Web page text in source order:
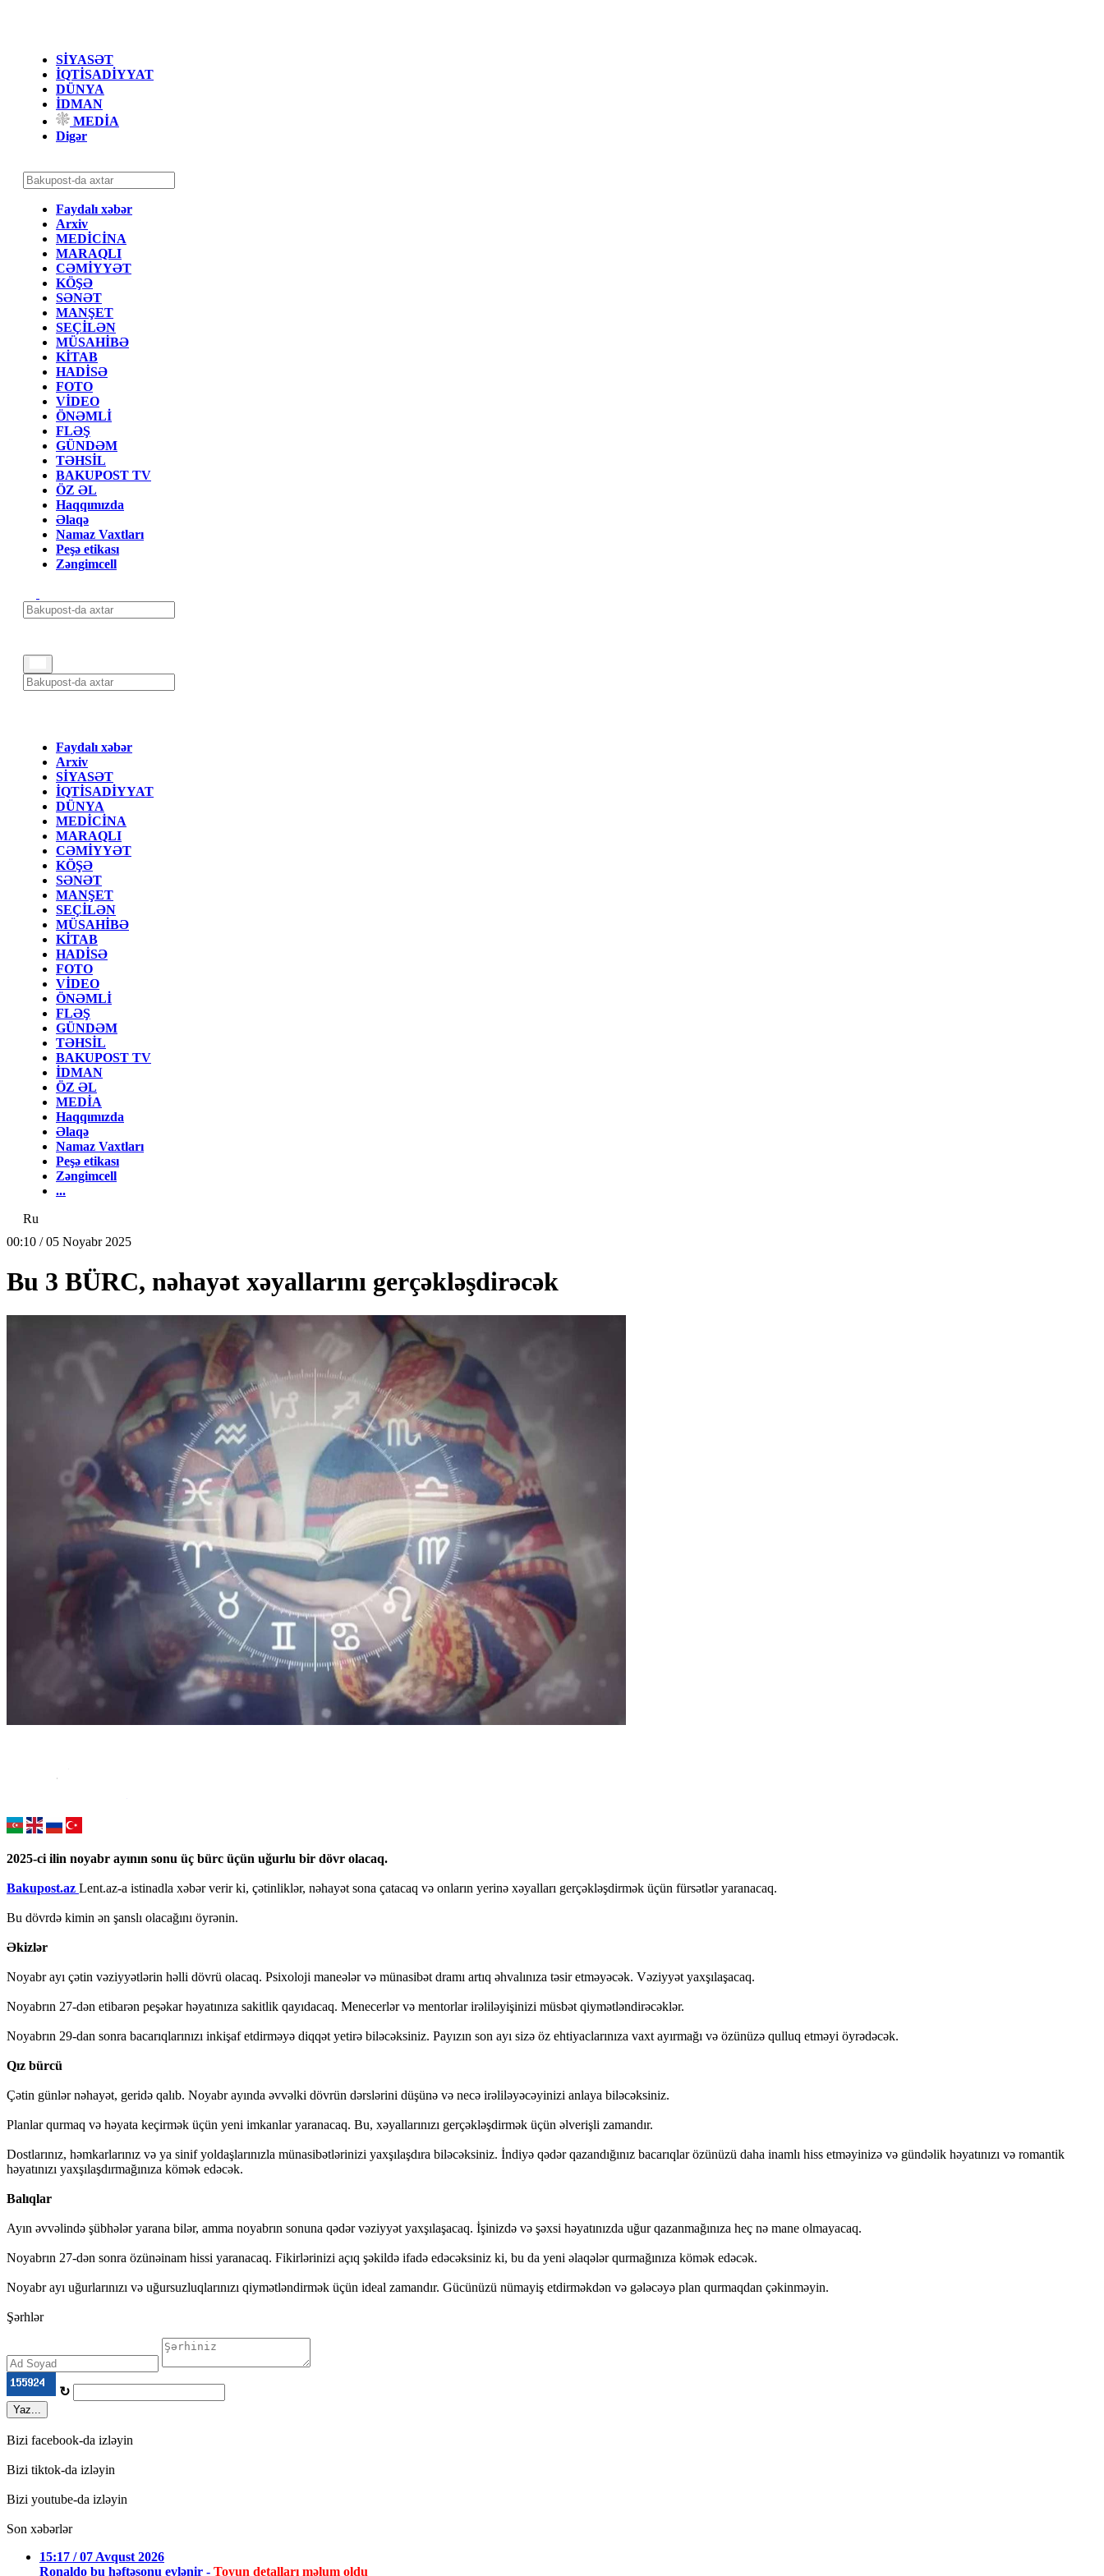
SİYASƏT
İQTİSADİYYAT
DÜNYA
İDMAN
MEDİA
Digər
Faydalı xəbər
Arxiv
MEDİCİNA
MARAQLI
CƏMİYYƏT
KÖŞƏ
SƏNƏT
MANŞET
SEÇİLƏN
MÜSAHİBƏ
KİTAB
HADİSƏ
FOTO
VİDEO
ÖNƏMLİ
FLƏŞ
GÜNDƏM
TƏHSİL
BAKUPOST TV
ÖZ ƏL
Haqqımızda
Əlaqə
Namaz Vaxtları
Peşə etikası
Zəngimcell
Faydalı xəbər
Arxiv
SİYASƏT
İQTİSADİYYAT
DÜNYA
MEDİCİNA
MARAQLI
CƏMİYYƏT
KÖŞƏ
SƏNƏT
MANŞET
SEÇİLƏN
MÜSAHİBƏ
KİTAB
HADİSƏ
FOTO
VİDEO
ÖNƏMLİ
FLƏŞ
GÜNDƏM
TƏHSİL
BAKUPOST TV
İDMAN
ÖZ ƏL
MEDİA
Haqqımızda
Əlaqə
Namaz Vaxtları
Peşə etikası
Zəngimcell
...
Ru
00:10 / 05 Noyabr 2025
Bu 3 BÜRC, nəhayət xəyallarını gerçəkləşdirəcək
2025-ci ilin noyabr ayının sonu üç bürc üçün uğurlu bir dövr olacaq.
Bakupost.az Lent.az-a istinadla xəbər verir ki, çətinliklər, nəhayət sona çatacaq və onların yerinə xəyalları gerçəkləşdirmək üçün fürsətlər yaranacaq.
Bu dövrdə kimin ən şanslı olacağını öyrənin.
Əkizlər
Noyabr ayı çətin vəziyyətlərin həlli dövrü olacaq. Psixoloji maneələr və münasibət dramı artıq əhvalınıza təsir etməyəcək. Vəziyyət yaxşılaşacaq.
Noyabrın 27-dən etibarən peşəkar həyatınıza sakitlik qayıdacaq. Menecerlər və mentorlar irəliləyişinizi müsbət qiymətləndirəcəklər.
Noyabrın 29-dan sonra bacarıqlarınızı inkişaf etdirməyə diqqət yetirə biləcəksiniz. Payızın son ayı sizə öz ehtiyaclarınıza vaxt ayırmağı və özünüzə qulluq etməyi öyrədəcək.
Qız bürcü
Çətin günlər nəhayət, geridə qalıb. Noyabr ayında əvvəlki dövrün dərslərini düşünə və necə irəliləyəcəyinizi anlaya biləcəksiniz.
Planlar qurmaq və həyata keçirmək üçün yeni imkanlar yaranacaq. Bu, xəyallarınızı gerçəkləşdirmək üçün əlverişli zamandır.
Dostlarınız, həmkarlarınız və ya sinif yoldaşlarınızla münasibətlərinizi yaxşılaşdıra biləcəksiniz. İndiyə qədər qazandığınız bacarıqlar özünüzü daha inamlı hiss etməyinizə və gündəlik həyatınızı və romantik
həyatınızı yaxşılaşdırmağınıza kömək edəcək.
Balıqlar
Ayın əvvəlində şübhələr yarana bilər, amma noyabrın sonuna qədər vəziyyət yaxşılaşacaq. İşinizdə və şəxsi həyatınızda uğur qazanmağınıza heç nə mane olmayacaq.
Noyabrın 27-dən sonra özünəinam hissi yaranacaq. Fikirlərinizi açıq şəkildə ifadə edəcəksiniz ki, bu da yeni əlaqələr qurmağınıza kömək edəcək.
Noyabr ayı uğurlarınızı və uğursuzluqlarınızı qiymətləndirmək üçün ideal zamandır. Gücünüzü nümayiş etdirməkdən və gələcəyə plan qurmaqdan çəkinməyin.
Şərhlər
↻
Yaz...
Bizi facebook-da izləyin
Bizi tiktok-da izləyin
Bizi youtube-da izləyin
Son xəbərlər
15:17 / 07 Avqust 2026
Ronaldo bu həftəsonu evlənir - Toyun detalları məlum oldu